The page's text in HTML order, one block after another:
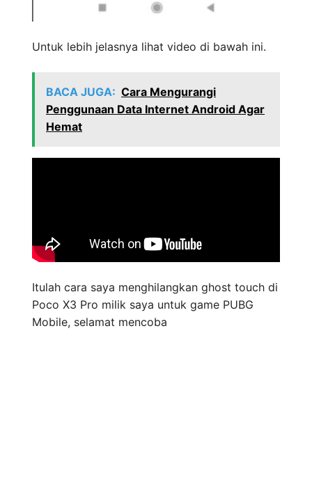
Untuk lebih jelasnya lihat video di bawah ini.
BACA JUGA: Cara Mengurangi
Penggunaan Data Internet Android Agar
Hemat
Itulah cara saya menghilangkan ghost touch di
Poco X3 Pro milik saya untuk game PUBG
Mobile, selamat mencoba